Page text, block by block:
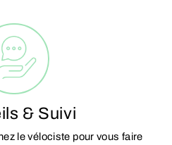
& Suivi
le vélociste pour vous faire